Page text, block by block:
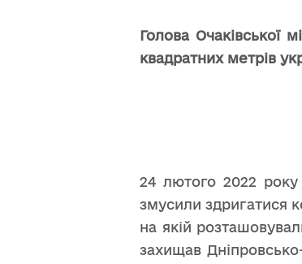
Голова Очаківської
квадратних метрів
24 лютого 2022
змусили здригатися
на якій
захищав